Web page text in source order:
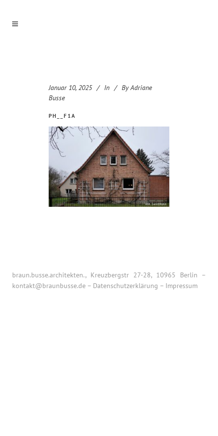
Januar 10, 2025 In By Adriane
Busse
PH__F1A
braun.busse.architekten., Kreuzbergstr 27-28, 10965 Berlin –
kontakt@braunbusse.de – Datenschutzerklärung – Impressum